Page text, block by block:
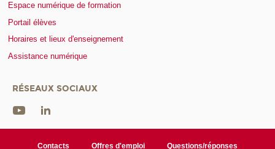
Espace numérique de formation
Portail élèves
Horaires et lieux d'enseignement
Assistance numérique
RÉSEAUX SOCIAUX
Contacts Offres d'emploi Questions/réponses